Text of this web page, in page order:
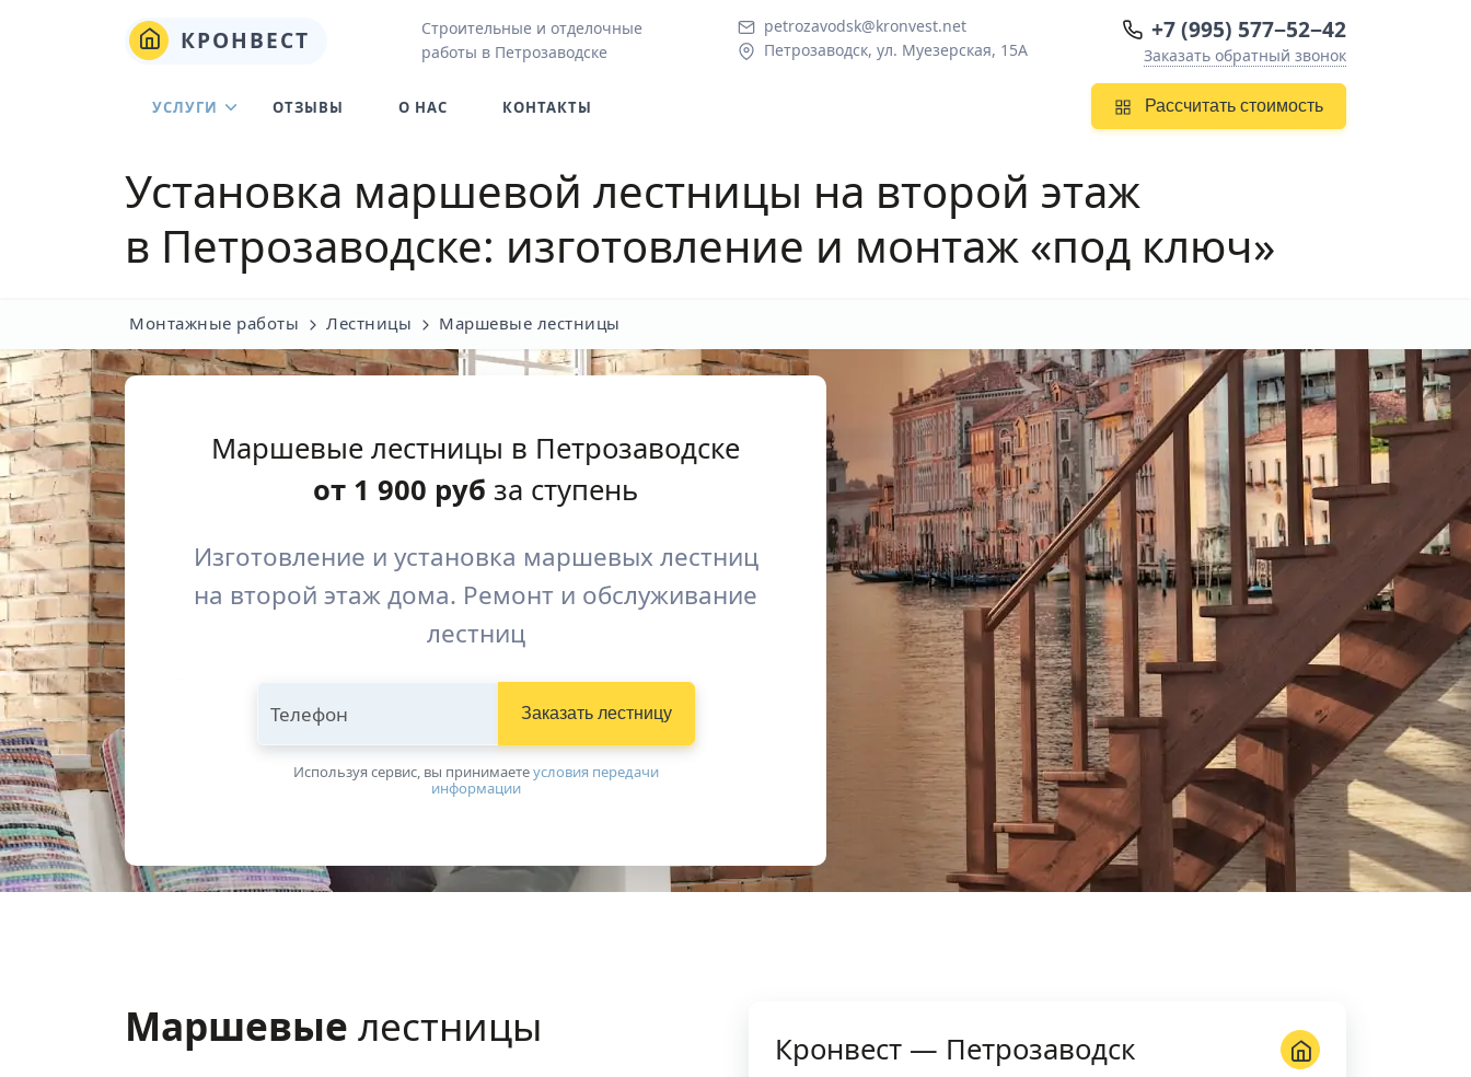
КРОНВЕСТ
Строительные и отделочные
работы в Петрозаводске
petrozavodsk@kronvest.net
Петрозаводск, ул. Муезерская, 15А
+7 (995) 577−52−42
Заказать обратный звонок
Рассчитать стоимость
УСЛУГИ ОТЗЫВЫ О НАС КОНТАКТЫ
Установка маршевой лестницы на второй этаж
в Петрозаводске: изготовление и монтаж «под ключ»
Монтажные работы Лестницы Маршевые лестницы
Маршевые лестницы в Петрозаводске
от 1 900 руб за ступень
Изготовление и установка маршевых лестниц
на второй этаж дома. Ремонт и обслуживание
лестниц
Телефон Заказать лестницу
Используя сервис, вы принимаетeусловия передачи
информации
Маршевые лестницы Кронвест — Петрозаводск